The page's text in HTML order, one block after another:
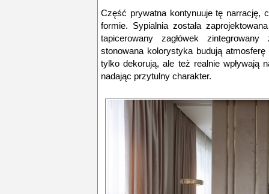
Część prywatna kontynuuje tę narrację,
formie. Sypialnia została
tapicerowany zagłówek
stonowana kolorystyka budują
tylko dekorują, ale też realnie wpływają
nadając przytulny charakter.